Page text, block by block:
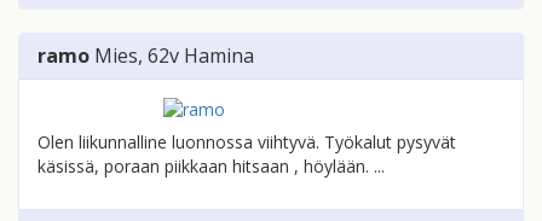
ramo Mies, 62v Hamina
Olen liikunnalline luonnossa viihtyvä. Työkalut pysyvät
käsissä, poraan piikkaan hitsaan , höylään. ...